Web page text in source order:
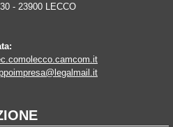
- 23900 LECCO